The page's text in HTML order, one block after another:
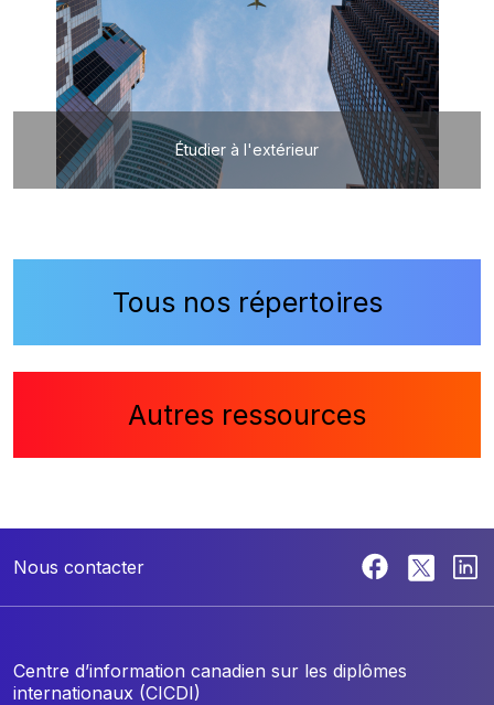
Étudier à l'extérieur
Tous nos répertoires
Autres ressources
Nous contacter
Centre d’information canadien sur les diplômes
internationaux (CICDI)